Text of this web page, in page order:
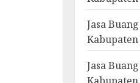
Jasa
Jasa